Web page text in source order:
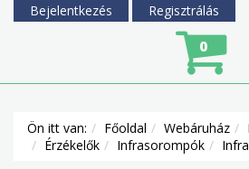
Bejelentkezés Regisztrálás
0
Ön itt van: Főoldal Webáruház
Érzékelők
Infrasorompók